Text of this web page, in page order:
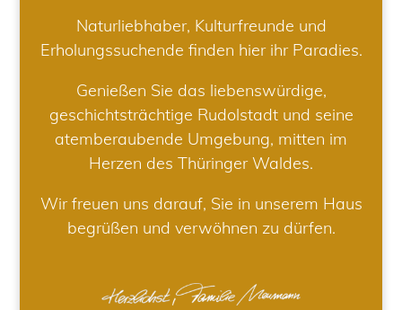
Naturliebhaber, Kulturfreunde und
Erholungssuchende finden hier ihr Paradies.
Genießen Sie das liebenswürdige,
geschichtsträchtige Rudolstadt und seine
atemberaubende Umgebung, mitten im
Herzen des Thüringer Waldes.
Wir freuen uns darauf, Sie in unserem Haus
begrüßen und verwöhnen zu dürfen.